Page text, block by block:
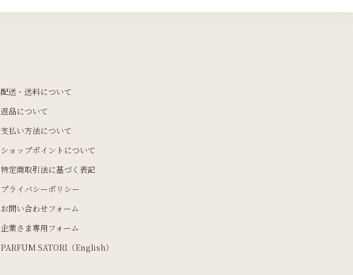
配送・送料について
返品について
支払い方法について
ショップポイントについて
特定商取引法に基づく表記
プライバシーポリシー
お問い合わせフォーム
企業さま専用フォーム
PARFUM SATORI（English）